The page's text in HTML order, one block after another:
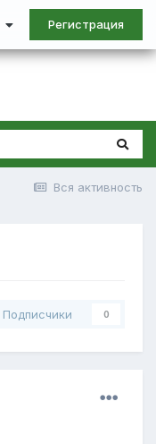
Регистрация
Вся активность
Подписчики 0